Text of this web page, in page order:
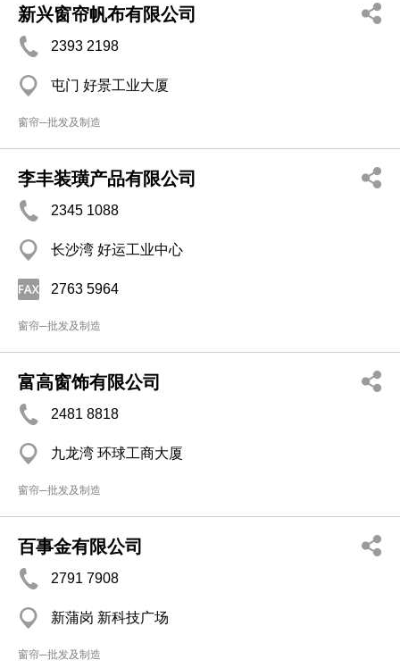
新兴窗帘帆布有限公司
2393 2198
屯门 好景工业大厦
窗帘─批发及制造
李丰装璜产品有限公司
2345 1088
长沙湾 好运工业中心
2763 5964
窗帘─批发及制造
富高窗饰有限公司
2481 8818
九龙湾 环球工商大厦
窗帘─批发及制造
百事金有限公司
2791 7908
新蒲岗 新科技广场
窗帘─批发及制造